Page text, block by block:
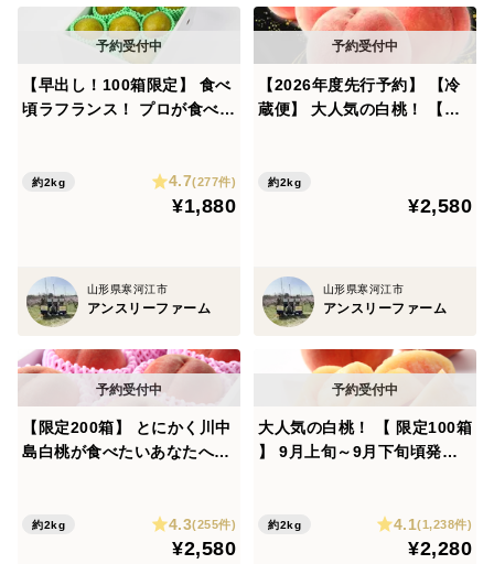
その際は、下記URL「食べチョクお問い合わせ」よりお
問い合わせください。
上記の内容をご理解いただき、予めご了承のうえお買い
商品は目視による検品を行い、万全を期しております
が、万が一商品に不備がございました際には、
画像をご用意いただき、お届け予定日から3日以内に下
記URLより食べチョク事務局へご連絡ください。
食べチョクお問い合わせ
【早出し！100箱限定】 食べ
頃ラフランス！ プロが食べ頃
おすそ分けに丁度いい！ R06
約2kg 4.7(277件)
¥1,880
山形県寒河江市
アンスリーファーム
【2026年度先行予約】 【冷
蔵便】 大人気の白桃！ 【特
中旬頃発送 MSK01-01-01
約2kg
¥2,580
山形県寒河江市
アンスリーファーム
【限定200箱】 とにかく川中
島白桃が食べたいあなたへ！
玉～9玉） 家庭用 MSTK01-0
約2kg 4.3(255件)
¥2,580
大人気の白桃！ 【 限定100箱
】 9月上旬～9月下旬頃発送
約2kg 4.1(1,238件)
¥2,280